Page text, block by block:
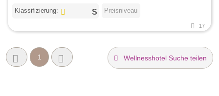
Klassifizierung: Preisniveau
17
1 Wellnesshotel Suche teilen